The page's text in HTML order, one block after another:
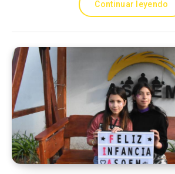
Continuar leyendo